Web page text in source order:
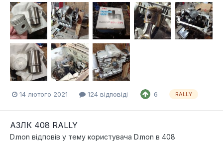
14 лютого 2021 124 відповіді 6 RALLY
АЗЛК 408 RALLY
D.mon відповів у тему користувача D.mon в 408